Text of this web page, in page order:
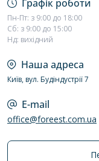
Графік роботи
Пн-Пт: з 9:00 до 18:00
Сб: з 9:00 до 15:00
Нд: вихідний
Наша адреса
Київ, вул. Будіндустрії 7
E-mail
office@foreest.com.ua